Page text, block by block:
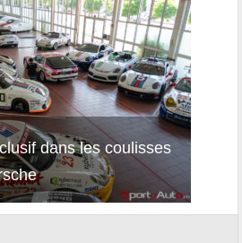
dans les coulisses